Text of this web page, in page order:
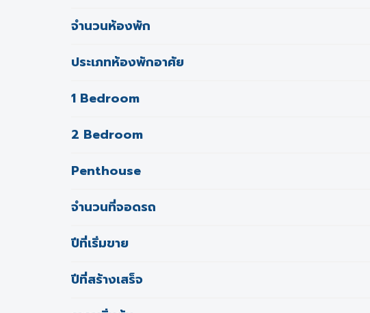
จำนวนห้องพัก
ประเภทห้องพักอาศัย
1 Bedroom
2 Bedroom
Penthouse
จำนวนที่จอดรถ
ปีที่เริ่มขาย
ปีที่สร้างเสร็จ